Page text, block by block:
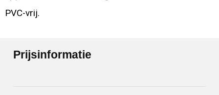
PVC-vrij.
Prijsinformatie